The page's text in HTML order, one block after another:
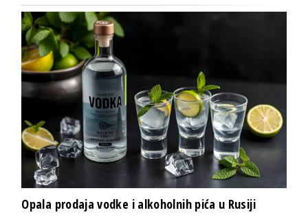
Opala prodaja vodke i alkoholnih pića u Rusiji